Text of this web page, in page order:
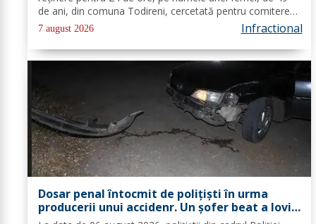
de ani, din comuna Todireni, cercetată pentru comiterea
infracțiunii de conducerea unui vehicul sub influența
alcoolului. În urma...
7 august 2026 Infractional
Dosar penal întocmit de polițiști în urma
producerii unui accidenr. Un șofer beat a lovit
un cap de pod